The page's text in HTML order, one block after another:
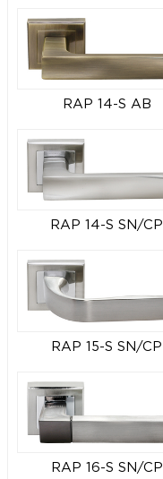
RAP 14-S AB
RAP 14-S SN/CP
RAP 15-S SN/CP
RAP 16-S SN/CP